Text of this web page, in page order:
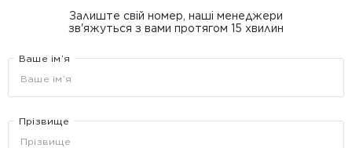
Залиште свій номер, наші менеджери
зв'яжуться з вами протягом 15 хвилин
Ваше ім’я
Прізвище